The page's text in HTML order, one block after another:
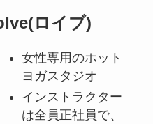
ロイブ)
女性専用のホット
ヨガスタジオ
インストラクター
は全員正社員で、